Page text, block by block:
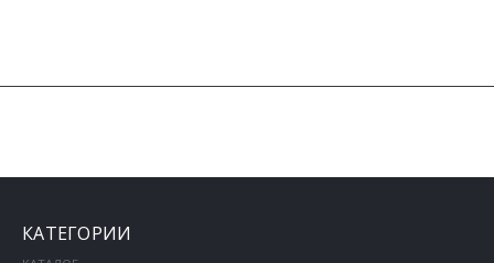
КАТЕГОРИИ